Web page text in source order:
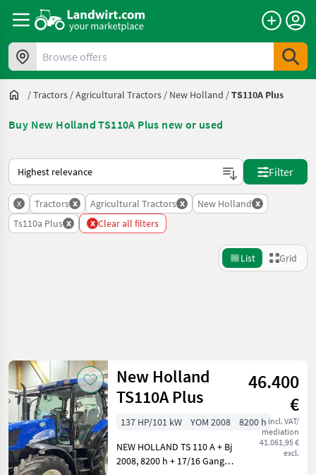
Browse offers
/Tractors /Agricultural Tractors / New Holland /TS110A Plus
Buy New Holland TS110A Plus new or used
This is how sorting works on Landwirt.com
Filter
x Tractors x Agricultural Tractors x New Holland x
Ts110a Plus x x Clear all filters
List Grid
Category 5 Place Filter
CURRENT
PATH
Agriculture
technology
Reset
Show
4
results
New Holland
TS110A Plus
46.400
€
incl. VAT/
mediation
41.061,95 €
excl.
137 HP/101 kW YOM 2008
8200 h
NEW HOLLAND TS 110 A + Bj
2008, 8200 h + 17/16 Gang +